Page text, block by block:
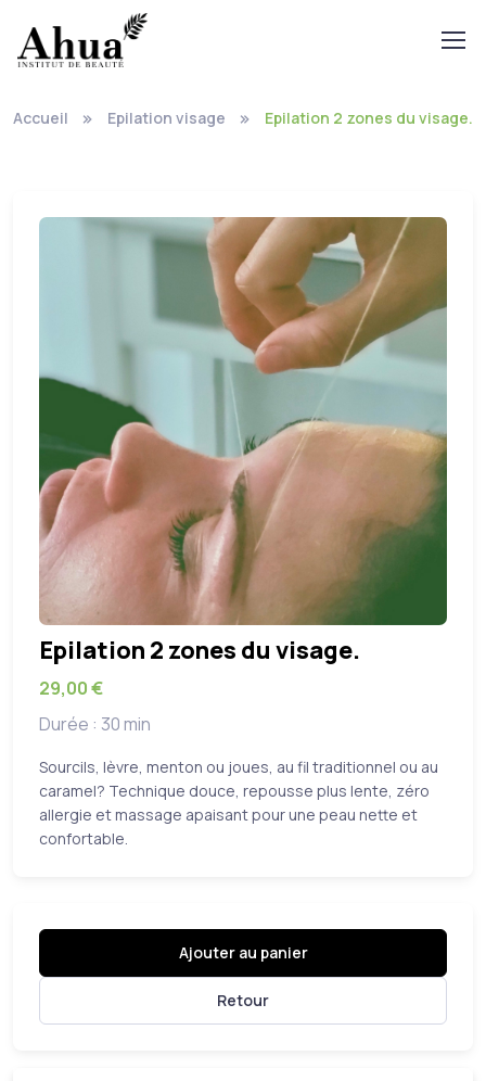
Accueil Epilation visage Epilation 2 zones du visage.
Epilation 2 zones du visage.
29,00 €
Durée : 30 min
Sourcils, lèvre, menton ou joues, au fil traditionnel ou au
caramel? Technique douce, repousse plus lente, zéro
allergie et massage apaisant pour une peau nette et
confortable.
Ajouter au panier
Retour